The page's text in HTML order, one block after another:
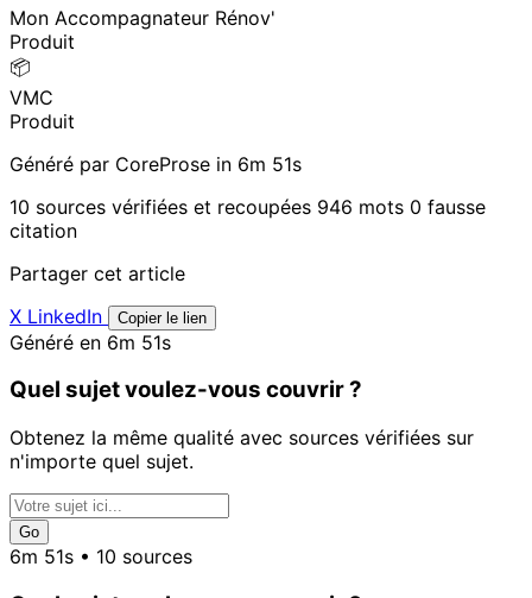
Mon Accompagnateur Rénov'
Produit
📦
VMC
Produit
Généré par CoreProse in 6m 51s
10 sources vérifiées et recoupées 946 mots 0 fausse
citation
Partager cet article
X LinkedIn Copier le lien
Généré en 6m 51s
Quel sujet voulez-vous couvrir ?
Obtenez la même qualité avec sources vérifiées sur
n'importe quel sujet.
Go
6m 51s • 10 sources